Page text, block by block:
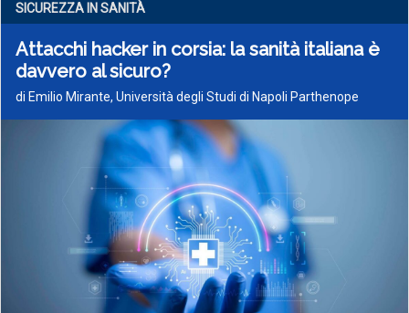
SICUREZZA IN SANITÀ
Attacchi hacker in corsia: la sanità italiana è
davvero al sicuro?
di Emilio Mirante, Università degli Studi di Napoli Parthenope